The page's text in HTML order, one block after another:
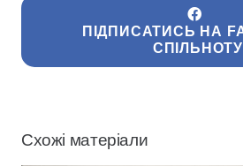
ПІДПИСАТИСЬ НА
СПІЛЬНОТУ
Схожі матеріали